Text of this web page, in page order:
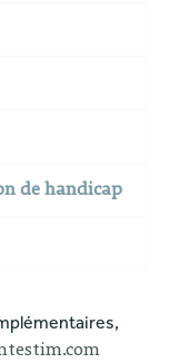
de handicap